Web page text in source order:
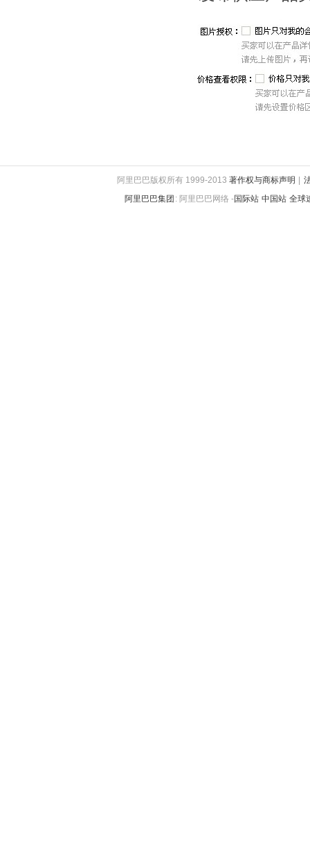
阿里巴巴版权所有 1999-2013 著作权与商标声明
阿里巴巴集团 : 阿里巴巴网络 -国际站 中国站 全球